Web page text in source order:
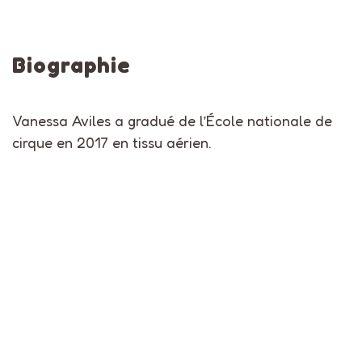
Biographie
Vanessa Aviles a gradué de l’École nationale de
cirque en 2017 en tissu aérien.